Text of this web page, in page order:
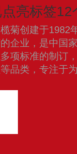
点亮标签12
菊创建于1982
企业，是中国
项标准的制订
品类，专注于